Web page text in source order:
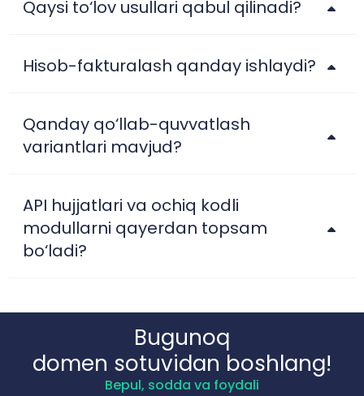
Qaysi to‘lov usullari qabul qilinadi?
Hisob-fakturalash qanday ishlaydi?
Qanday qo‘llab-quvvatlash
variantlari mavjud?
API hujjatlari va ochiq kodli
modullarni qayerdan topsam
bo‘ladi?
Bugunoq
domen sotuvidan boshlang!
Bepul, sodda va foydali